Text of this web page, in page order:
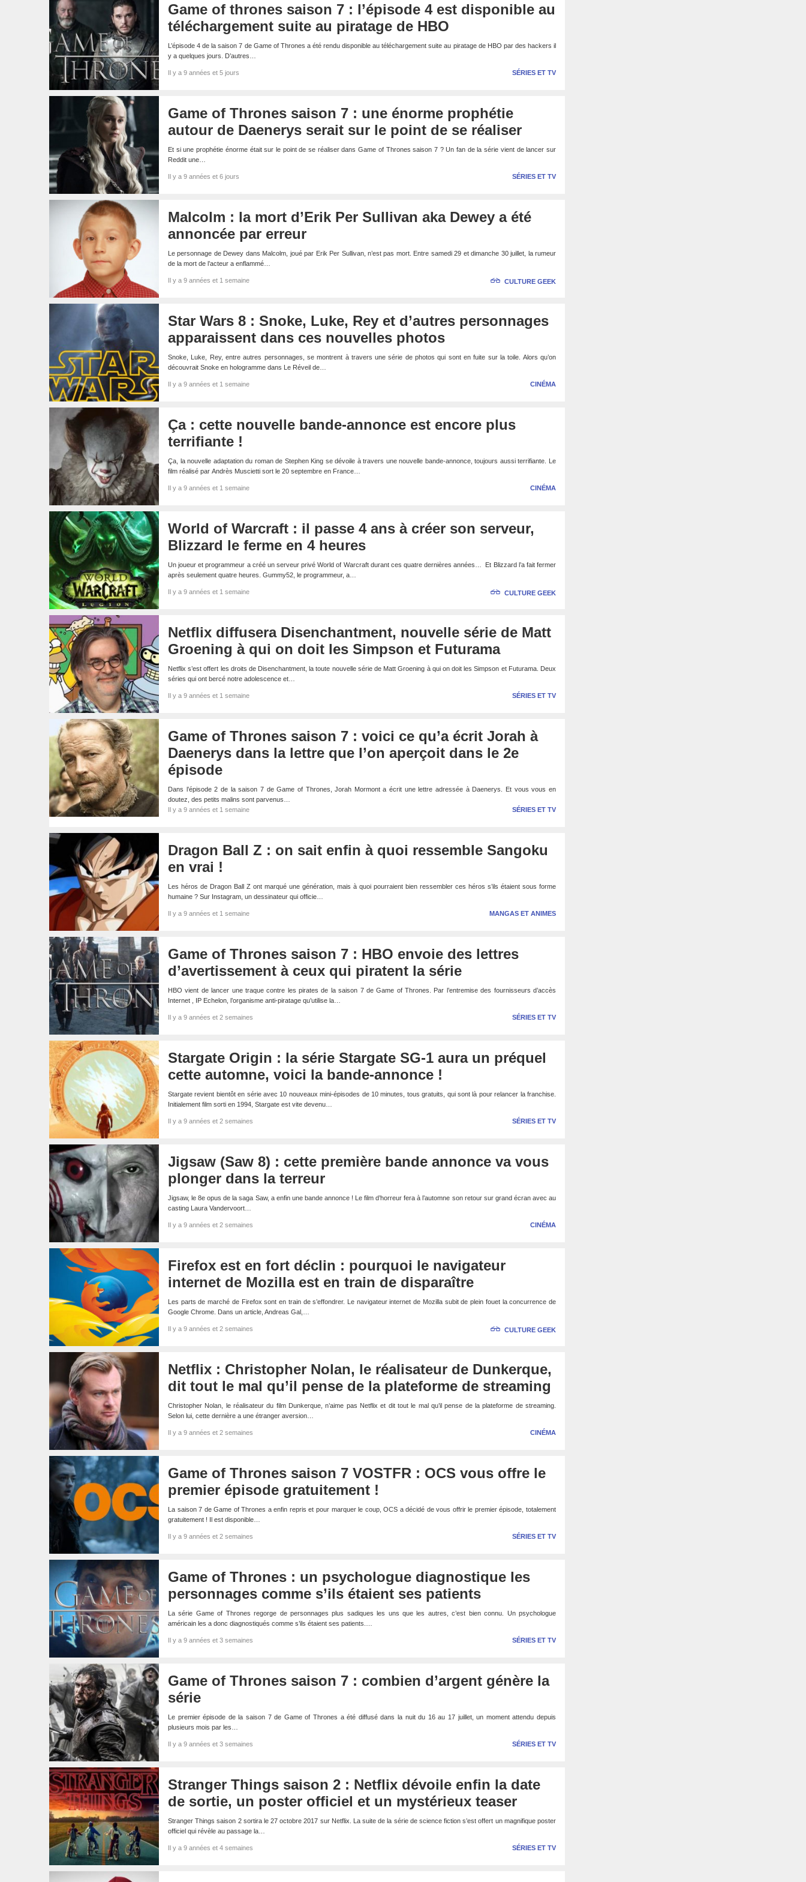
Game of thrones saison 7 : l’épisode 4 est disponible au
téléchargement suite au piratage de HBO
L’épisode 4 de la saison 7 de Game of Thrones a été rendu disponible au téléchargement suite au piratage de HBO par des hackers il
y a quelques jours. D’autres…
Il y a 9 années et 5 jours SÉRIES ET TV
Game of Thrones saison 7 : une énorme prophétie
autour de Daenerys serait sur le point de se réaliser
Et si une prophétie énorme était sur le point de se réaliser dans Game of Thrones saison 7 ? Un fan de la série vient de lancer sur
Reddit une…
Il y a 9 années et 6 jours SÉRIES ET TV
Malcolm : la mort d’Erik Per Sullivan aka Dewey a été
annoncée par erreur
Le personnage de Dewey dans Malcolm, joué par Erik Per Sullivan, n’est pas mort. Entre samedi 29 et dimanche 30 juillet, la rumeur
de la mort de l’acteur a enflammé…
Il y a 9 années et 1 semaine CULTURE GEEK
Star Wars 8 : Snoke, Luke, Rey et d’autres personnages
apparaissent dans ces nouvelles photos
Snoke, Luke, Rey, entre autres personnages, se montrent à travers une série de photos qui sont en fuite sur la toile. Alors qu’on
découvrait Snoke en hologramme dans Le Réveil de…
Il y a 9 années et 1 semaine CINÉMA
Ça : cette nouvelle bande-annonce est encore plus
terrifiante !
Ça, la nouvelle adaptation du roman de Stephen King se dévoile à travers une nouvelle bande-annonce, toujours aussi terrifiante. Le
film réalisé par Andrès Muscietti sort le 20 septembre en France…
Il y a 9 années et 1 semaine CINÉMA
World of Warcraft : il passe 4 ans à créer son serveur,
Blizzard le ferme en 4 heures
Un joueur et programmeur a créé un serveur privé World of Warcraft durant ces quatre dernières années… Et Blizzard l’a fait fermer
après seulement quatre heures. Gummy52, le programmeur, a…
Il y a 9 années et 1 semaine CULTURE GEEK
Netflix diffusera Disenchantment, nouvelle série de Matt
Groening à qui on doit les Simpson et Futurama
Netflix s’est offert les droits de Disenchantment, la toute nouvelle série de Matt Groening à qui on doit les Simpson et Futurama. Deux
séries qui ont bercé notre adolescence et…
Il y a 9 années et 1 semaine SÉRIES ET TV
Game of Thrones saison 7 : voici ce qu’a écrit Jorah à
Daenerys dans la lettre que l’on aperçoit dans le 2e
épisode
Dans l’épisode 2 de la saison 7 de Game of Thrones, Jorah Mormont a écrit une lettre adressée à Daenerys. Et vous vous en
doutez, des petits malins sont parvenus…
Il y a 9 années et 1 semaine
SÉRIES ET TV
Dragon Ball Z : on sait enfin à quoi ressemble Sangoku
en vrai !
Les héros de Dragon Ball Z ont marqué une génération, mais à quoi pourraient bien ressembler ces héros s’ils étaient sous forme
humaine ? Sur Instagram, un dessinateur qui officie…
Il y a 9 années et 1 semaine MANGAS ET ANIMES
Game of Thrones saison 7 : HBO envoie des lettres
d’avertissement à ceux qui piratent la série
HBO vient de lancer une traque contre les pirates de la saison 7 de Game of Thrones. Par l’entremise des fournisseurs d’accès
Internet , IP Echelon, l’organisme anti-piratage qu’utilise la…
Il y a 9 années et 2 semaines SÉRIES ET TV
Stargate Origin : la série Stargate SG-1 aura un préquel
cette automne, voici la bande-annonce !
Stargate revient bientôt en série avec 10 nouveaux mini-épisodes de 10 minutes, tous gratuits, qui sont là pour relancer la franchise.
Initialement film sorti en 1994, Stargate est vite devenu…
Il y a 9 années et 2 semaines SÉRIES ET TV
Jigsaw (Saw 8) : cette première bande annonce va vous
plonger dans la terreur
Jigsaw, le 8e opus de la saga Saw, a enfin une bande annonce ! Le film d’horreur fera à l’automne son retour sur grand écran avec au
casting Laura Vandervoort…
Il y a 9 années et 2 semaines CINÉMA
Firefox est en fort déclin : pourquoi le navigateur
internet de Mozilla est en train de disparaître
Les parts de marché de Firefox sont en train de s’effondrer. Le navigateur internet de Mozilla subit de plein fouet la concurrence de
Google Chrome. Dans un article, Andreas Gal,…
Il y a 9 années et 2 semaines CULTURE GEEK
Netflix : Christopher Nolan, le réalisateur de Dunkerque,
dit tout le mal qu’il pense de la plateforme de streaming
Christopher Nolan, le réalisateur du film Dunkerque, n’aime pas Netflix et dit tout le mal qu’il pense de la plateforme de streaming.
Selon lui, cette dernière a une étranger aversion…
Il y a 9 années et 2 semaines CINÉMA
Game of Thrones saison 7 VOSTFR : OCS vous offre le
premier épisode gratuitement !
La saison 7 de Game of Thrones a enfin repris et pour marquer le coup, OCS a décidé de vous offrir le premier épisode, totalement
gratuitement ! Il est disponible…
Il y a 9 années et 2 semaines SÉRIES ET TV
Game of Thrones : un psychologue diagnostique les
personnages comme s’ils étaient ses patients
La série Game of Thrones regorge de personnages plus sadiques les uns que les autres, c’est bien connu. Un psychologue
américain les a donc diagnostiqués comme s’ils étaient ses patients.…
Il y a 9 années et 3 semaines SÉRIES ET TV
Game of Thrones saison 7 : combien d’argent génère la
série
Le premier épisode de la saison 7 de Game of Thrones a été diffusé dans la nuit du 16 au 17 juillet, un moment attendu depuis
plusieurs mois par les…
Il y a 9 années et 3 semaines SÉRIES ET TV
Stranger Things saison 2 : Netflix dévoile enfin la date
de sortie, un poster officiel et un mystérieux teaser
Stranger Things saison 2 sortira le 27 octobre 2017 sur Netflix. La suite de la série de science fiction s’est offert un magnifique poster
officiel qui révèle au passage la…
Il y a 9 années et 4 semaines SÉRIES ET TV